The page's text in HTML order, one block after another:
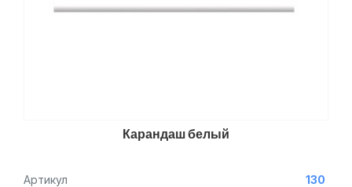
Карандаш белый
Артикул
130